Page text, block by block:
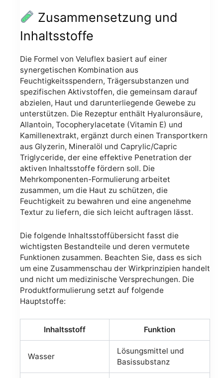
Zusammensetzung und
Inhaltsstoffe
Die Formel von Veluflex basiert auf einer
synergetischen Kombination aus
Feuchtigkeitsspendern, Trägersubstanzen und
spezifischen Aktivstoffen, die gemeinsam darauf
abzielen, Haut und darunterliegende Gewebe zu
unterstützen. Die Rezeptur enthält Hyaluronsäure,
Allantoin, Tocopherylacetate (Vitamin E) und
Kamillenextrakt, ergänzt durch einen Transportkern
aus Glyzerin, Mineralöl und Caprylic/Capric
Triglyceride, der eine effektive Penetration der
aktiven Inhaltsstoffe fördern soll. Die
Mehrkomponenten-Formulierung arbeitet
zusammen, um die Haut zu schützen, die
Feuchtigkeit zu bewahren und eine angenehme
Textur zu liefern, die sich leicht auftragen lässt.
Die folgende Inhaltsstoffübersicht fasst die
wichtigsten Bestandteile und deren vermutete
Funktionen zusammen. Beachten Sie, dass es sich
um eine Zusammenschau der Wirkprinzipien handelt
und nicht um medizinische Versprechungen. Die
Produktformulierung setzt auf folgende
Hauptstoffe:
Inhaltsstoff Funktion
Wasser
Lösungsmittel und
Basissubstanz